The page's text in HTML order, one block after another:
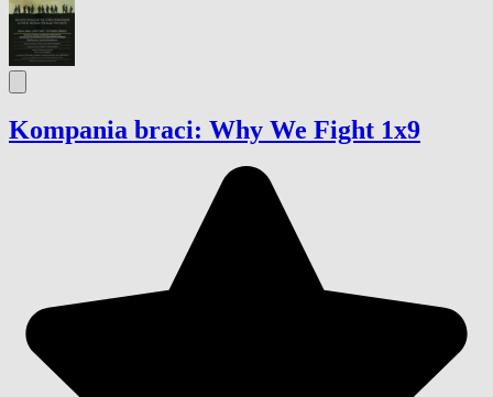
Kompania braci: Why We Fight 1x9